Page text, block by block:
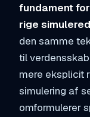
fundament
rige
den samme
til
mere eksplicit
simulering af
omformulerer